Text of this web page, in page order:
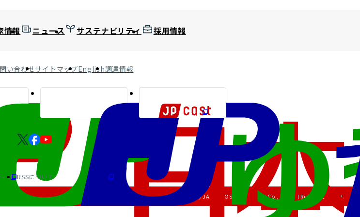
情報 ニュース サステナビリティ 採用情報
い合わせサイトマップEnglish調達情報
ア RSSについて
Copyright (C) JAPAN POST HOLDINGS Co., Ltd. All Rights Reserved.